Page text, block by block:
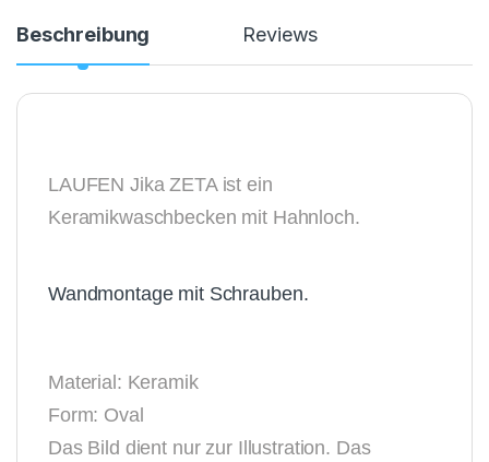
Beschreibung Reviews
LAUFEN Jika ZETA ist ein
Keramikwaschbecken mit Hahnloch.
Wandmontage mit Schrauben.
Material: Keramik
Form: Oval
Das Bild dient nur zur Illustration. Das